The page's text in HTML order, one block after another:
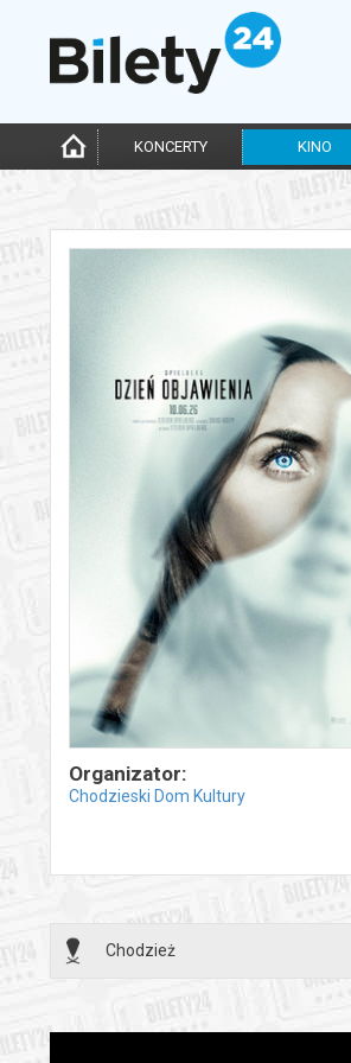
KONCERTY KINO
Organizator:
Chodzieski Dom Kultury
Chodzież